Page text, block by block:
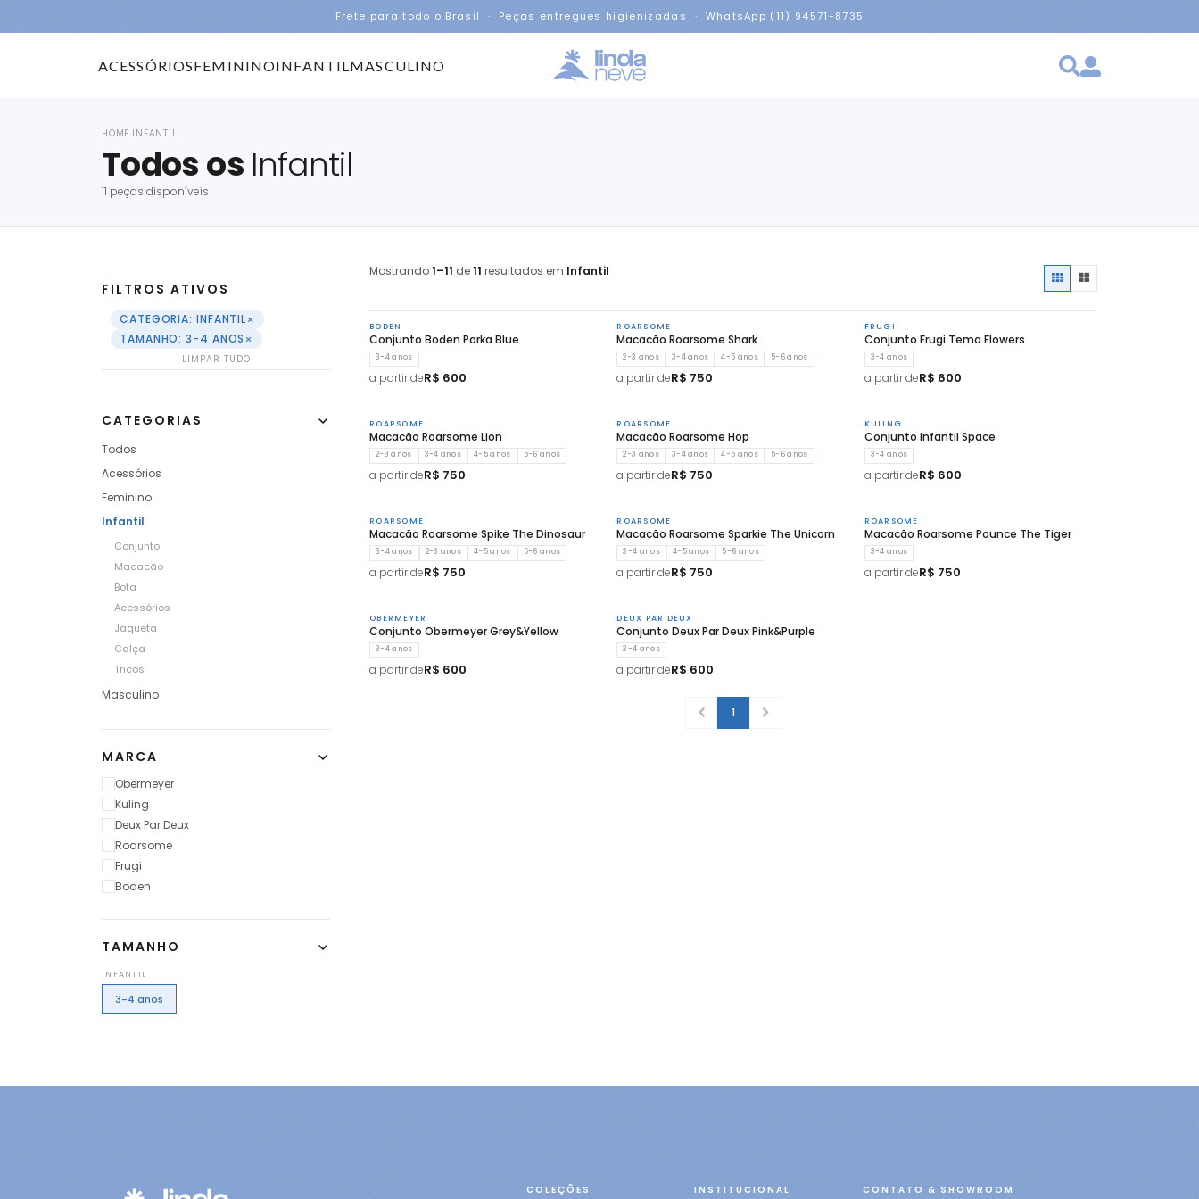
Frete para todo o Brasil · Peças entregues higienizadas · WhatsApp (11) 94571-8735
ACESSÓRIOSFEMININOINFANTILMASCULINO
HOME INFANTIL
Todos os Infantil
11 peças disponíveis
FILTROS ATIVOS
CATEGORIA: INFANTIL×
TAMANHO: 3-4 ANOS×
LIMPAR TUDO
CATEGORIAS
Todos
Acessórios
Feminino
Infantil
Conjunto
Macacão
Bota
Acessórios
Jaqueta
Calça
Tricôs
Masculino
MARCA
Obermeyer
Kuling
Deux Par Deux
Roarsome
Frugi
Boden
TAMANHO
INFANTIL
3-4 anos
Mostrando1–11 de11 resultados em Infantil
BODEN
Conjunto Boden Parka Blue
3-4 anos
a partir deR$ 600
ROARSOME
Macacão Roarsome Shark
2-3 anos 3-4 anos 4-5 anos 5-6 anos
a partir deR$ 750
FRUGI
Conjunto Frugi Tema Flowers
3-4 anos
a partir deR$ 600
ROARSOME
Macacão Roarsome Lion
2-3 anos 3-4 anos 4-5 anos 5-6 anos
a partir deR$ 750
ROARSOME
Macacão Roarsome Hop
2-3 anos 3-4 anos 4-5 anos 5-6 anos
a partir deR$ 750
KULING
Conjunto Infantil Space
3-4 anos
a partir deR$ 600
ROARSOME
Macacão Roarsome Spike The Dinosaur
3-4 anos 2-3 anos 4-5 anos 5-6 anos
a partir deR$ 750
ROARSOME
Macacão Roarsome Sparkie The Unicorn
3-4 anos 4-5 anos 5-6 anos
a partir deR$ 750
ROARSOME
Macacão Roarsome Pounce The Tiger
3-4 anos
a partir deR$ 750
OBERMEYER
Conjunto Obermeyer Grey&Yellow
3-4 anos
a partir deR$ 600
DEUX PAR DEUX
Conjunto Deux Par Deux Pink&Purple
3-4 anos
a partir deR$ 600
1
COLEÇÕES INSTITUCIONAL CONTATO & SHOWROOM